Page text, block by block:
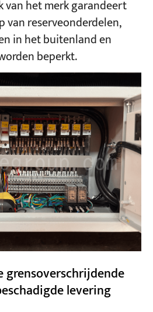
het merk garandeert
van reserveonderdelen,
in het buitenland en
beperkt.
grensoverschrijdende
levering